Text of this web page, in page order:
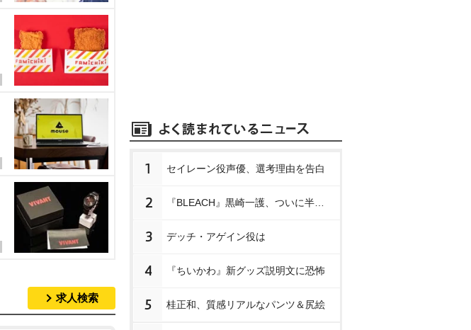
求人検索
1 セイレーン役声優、選考理由を告白
2
3 デッチ・アゲイン役は
4 『ちいかわ』新グッズ説明文に恐怖
5 桂正和、質感リアルなパンツ＆尻絵